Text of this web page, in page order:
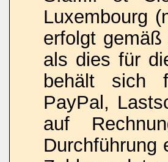
Luxembourg
erfolgt
als dies für
behält sich
PayPal,
auf
Durchführung